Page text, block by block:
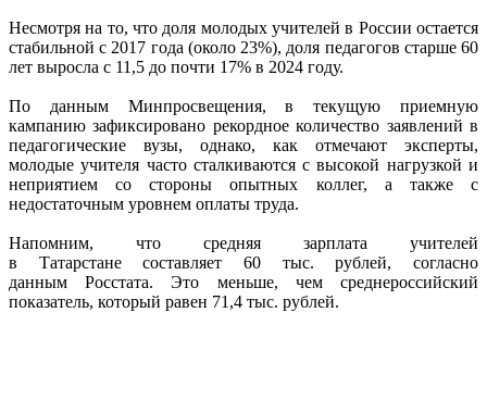
Несмотря на то, что доля молодых учителей в России остается
стабильной с 2017 года (около 23%), доля педагогов старше 60
лет выросла с 11,5 до почти 17% в 2024 году.
По данным Минпросвещения, в текущую приемную
кампанию зафиксировано рекордное количество заявлений в
педагогические вузы, однако, как отмечают эксперты,
молодые учителя часто сталкиваются с высокой нагрузкой и
неприятием со стороны опытных коллег, а также с
недостаточным уровнем оплаты труда.
Напомним, что средняя зарплата учителей
в Татарстане составляет 60 тыс. рублей, согласно
данным Росстата. Это меньше, чем среднероссийский
показатель, который равен 71,4 тыс. рублей.